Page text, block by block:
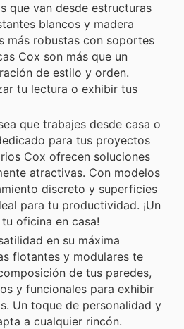
que van desde estructuras
blancos y madera
más robustas con soportes
Cox son más que un
de estilo y orden.
tu lectura o exhibir tus
que trabajes desde casa o
para tus proyectos
Cox ofrecen soluciones
atractivas. Con modelos
discreto y superficies
para tu productividad. ¡Un
oficina en casa!
en su máxima
flotantes y modulares te
de tus paredes,
y funcionales para exhibir
Un toque de personalidad y
a cualquier rincón.